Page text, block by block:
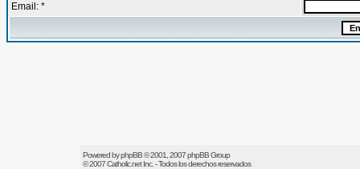
Email: *
Powered byphpBB© 2001, 2007 phpBB Group
© 2007Catholic.netInc. - Todos los derechos reservados